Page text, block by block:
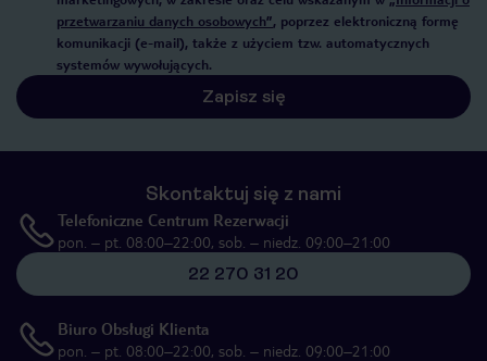
przetwarzaniu danych osobowych”, poprzez elektroniczną formę
komunikacji (e-mail), także z użyciem tzw. automatycznych
systemów wywołujących.
Zapisz się
Skontaktuj się z nami
Telefoniczne Centrum Rezerwacji
pon. – pt. 08:00–22:00, sob. – niedz. 09:00–21:00
22 270 31 20
Biuro Obsługi Klienta
pon. – pt. 08:00–22:00, sob. – niedz. 09:00–21:00